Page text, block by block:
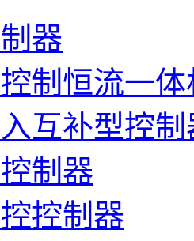
器
制恒流一体
互补型控制
制器
控制器